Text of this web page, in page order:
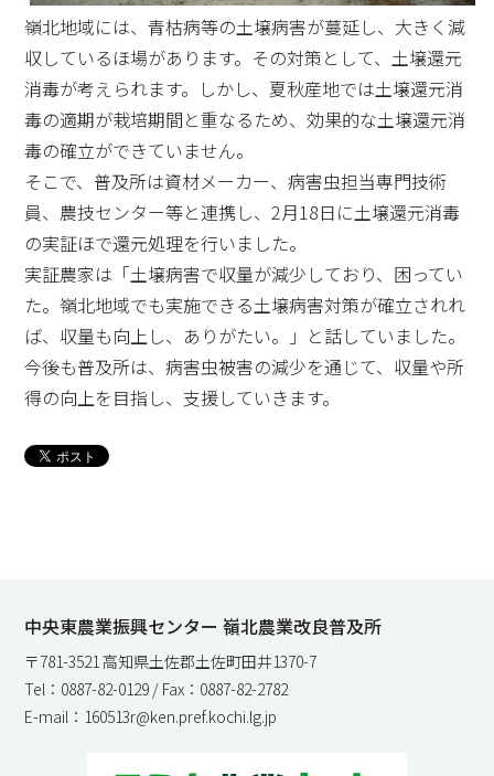
嶺北地域には、青枯病等の土壌病害が蔓延し、大きく減
収しているほ場があります。その対策として、土壌還元
消毒が考えられます。しかし、夏秋産地では土壌還元消
毒の適期が栽培期間と重なるため、効果的な土壌還元消
毒の確立ができていません。
そこで、普及所は資材メーカー、病害虫担当専門技術
員、農技センター等と連携し、2月18日に土壌還元消毒
の実証ほで還元処理を行いました。
実証農家は「土壌病害で収量が減少しており、困ってい
た。嶺北地域でも実施できる土壌病害対策が確立されれ
ば、収量も向上し、ありがたい。」と話していました。
今後も普及所は、病害虫被害の減少を通じて、収量や所
得の向上を目指し、支援していきます。
中央東農業振興センター 嶺北農業改良普及所
〒781-3521 高知県土佐郡土佐町田井1370-7
Tel：0887-82-0129 / Fax：0887-82-2782
E-mail：160513r@ken.pref.kochi.lg.jp